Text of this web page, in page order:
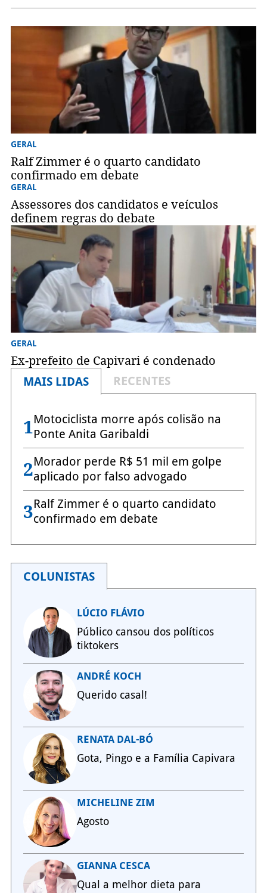
GERAL
Ralf Zimmer é o quarto candidato
confirmado em debate
GERAL
Assessores dos candidatos e veículos
definem regras do debate
GERAL
Ex-prefeito de Capivari é condenado
MAIS LIDAS
RECENTES
1Motociclista morre após colisão na
Ponte Anita Garibaldi
2Morador perde R$ 51 mil em golpe
aplicado por falso advogado
3Ralf Zimmer é o quarto candidato
confirmado em debate
COLUNISTAS
LÚCIO FLÁVIO
Público cansou dos políticos
tiktokers
ANDRÉ KOCH
Querido casal!
RENATA DAL-BÓ
Gota, Pingo e a Família Capivara
MICHELINE ZIM
Agosto
GIANNA CESCA
Qual a melhor dieta para